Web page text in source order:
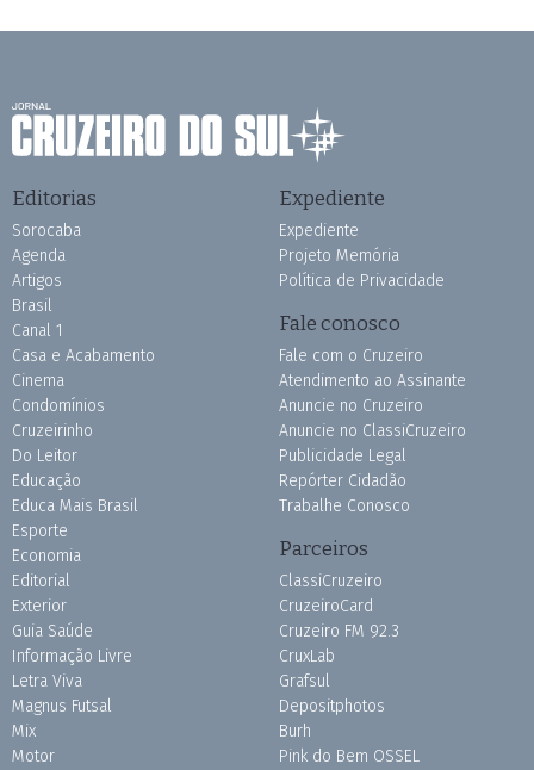
Editorias
Sorocaba
Agenda
Artigos
Brasil
Canal 1
Casa e Acabamento
Cinema
Condomínios
Cruzeirinho
Do Leitor
Educação
Educa Mais Brasil
Esporte
Economia
Editorial
Exterior
Guia Saúde
Informação Livre
Letra Viva
Magnus Futsal
Mix
Motor
Expediente
Expediente
Projeto Memória
Política de Privacidade
Fale conosco
Fale com o Cruzeiro
Atendimento ao Assinante
Anuncie no Cruzeiro
Anuncie no ClassiCruzeiro
Publicidade Legal
Repórter Cidadão
Trabalhe Conosco
Parceiros
ClassiCruzeiro
CruzeiroCard
Cruzeiro FM 92.3
CruxLab
Grafsul
Depositphotos
Burh
Pink do Bem OSSEL